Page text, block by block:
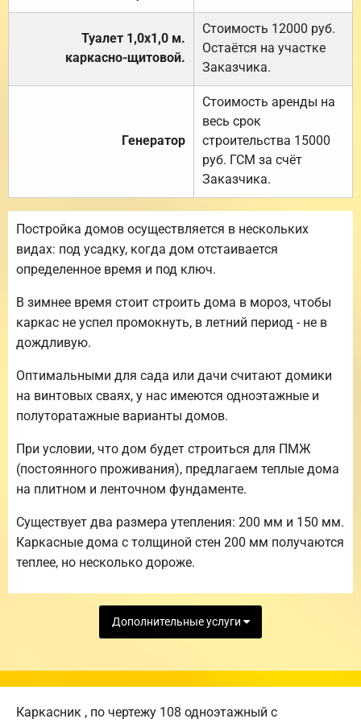
Туалет 1,0х1,0 м.
каркасно-щитовой.
Стоимость 12000 руб.
Остаётся на участке
Заказчика.
Генератор
Стоимость аренды на
весь срок
строительства 15000
руб. ГСМ за счёт
Заказчика.
Постройка домов осуществляется в нескольких
видах: под усадку, когда дом отстаивается
определенное время и под ключ.
В зимнее время стоит строить дома в мороз, чтобы
каркас не успел промокнуть, в летний период - не в
дождливую.
Оптимальными для сада или дачи считают домики
на винтовых сваях, у нас имеются одноэтажные и
полуторатажные варианты домов.
При условии, что дом будет строиться для ПМЖ
(постоянного проживания), предлагаем теплые дома
на плитном и ленточном фундаменте.
Существует два размера утепления: 200 мм и 150 мм.
Каркасные дома с толщиной стен 200 мм получаются
теплее, но несколько дороже.
Дополнительные услуги
Каркасник , по чертежу 108 одноэтажный с